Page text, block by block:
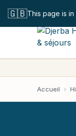
Accueil ›
🇬🇧This page is in